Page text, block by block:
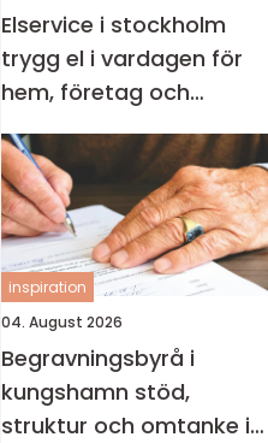
Elservice i stockholm
trygg el i vardagen för
hem, företag och
industri
inspiration
04. August 2026
Begravningsbyrå i
kungshamn stöd,
struktur och omtanke i